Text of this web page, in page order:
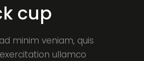
cup
minim veniam, quis
ullamco